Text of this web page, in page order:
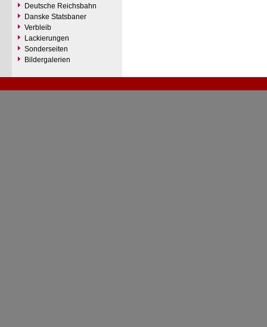
Deutsche Reichsbahn
Danske Statsbaner
Verbleib
Lackierungen
Sonderseiten
Bildergalerien